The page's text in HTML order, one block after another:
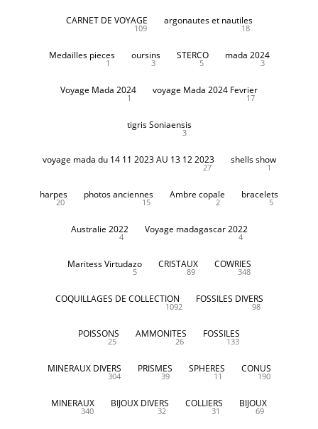
CARNET DE VOYAGE
109
argonautes et nautiles
18
Medailles pieces
1
oursins
3
STERCO
5
mada 2024
3
Voyage Mada 2024
1
voyage Mada 2024 Fevrier
17
tigris Soniaensis
3
voyage mada du 14 11 2023 AU 13 12 2023
27
shells show
1
harpes
20
photos anciennes
15
Ambre copale
2
bracelets
5
Australie 2022
4
Voyage madagascar 2022
4
Maritess Virtudazo
5
CRISTAUX
89
COWRIES
348
COQUILLAGES DE COLLECTION
1092
FOSSILES DIVERS
98
POISSONS
25
AMMONITES
26
FOSSILES
133
MINERAUX DIVERS
304
PRISMES
39
SPHERES
11
CONUS
190
MINERAUX
340
BIJOUX DIVERS
32
COLLIERS
31
BIJOUX
69